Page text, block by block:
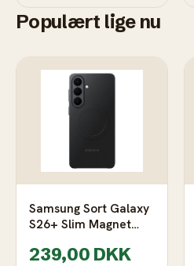
Populært lige nu
Samsung Sort Galaxy
S26+ Slim Magnet
239,00 DKK